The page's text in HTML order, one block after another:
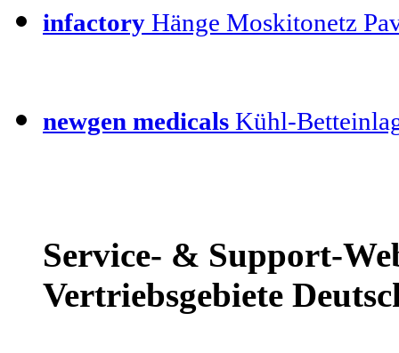
infactory Hänge Moskitonetz
newgen medicals Kühl-
Service- & Support-
Vertriebsgebiete